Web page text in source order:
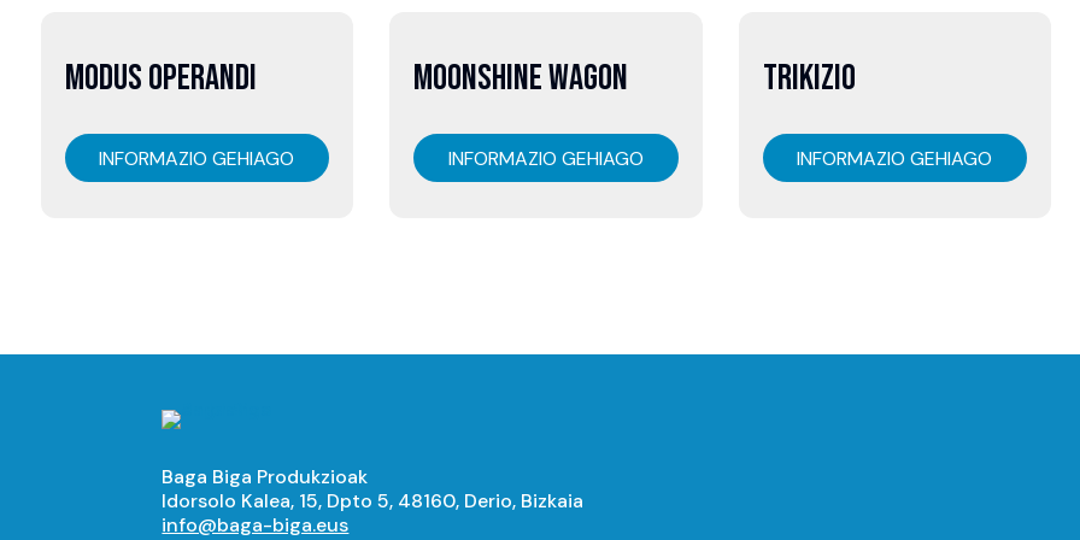
07
MODUS OPERANDI
INFORMAZIO GEHIAGO
07
MOONSHINE WAGON
INFORMAZIO GEHIAGO
07
TRIKIZIO
INFORMAZIO GEHIAGO
Baga Biga Produkzioak
Idorsolo Kalea, 15, Dpto 5, 48160, Derio, Bizkaia
info@baga-biga.eus